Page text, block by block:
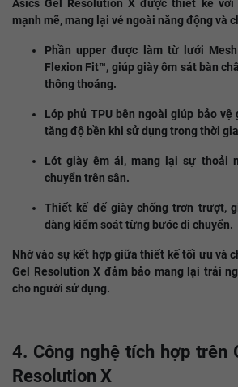
Asics Gel Resolution X được thiết kế
mạnh mẽ, mang lại vẻ ngoài năng động và
Phần upper được làm từ lưới
Flexion Fit™, giúp giày ôm sát bàn
thông thoáng.
Lớp phủ TPU bên ngoài giúp bảo
tăng độ bền khi sử dụng trong thời
Lót giày êm ái, mang lại sự thoải
chuyển trên sân.
Thiết kế đế giày chống trơn trượt,
dàng kiểm soát từng bước di chuyển.
Nhờ vào sự kết hợp giữa thiết kế tối ưu và
Gel Resolution X đảm bảo mang lại trải
cho người sử dụng.
4. Công nghệ tích hợp trên
Resolution X